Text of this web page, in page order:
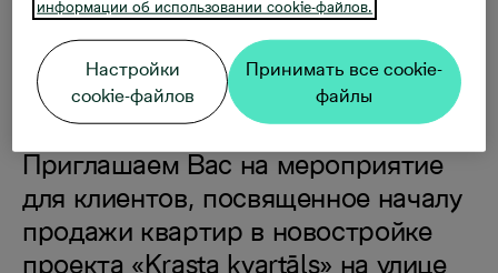
Греду 15
Приглашаем Вас на мероприятие
для клиентов, посвященное началу
продажи квартир в новостройке
проекта «Krasta kvartāls» на улице
информации об использовании cookie-файлов.
Настройки
cookie-файлов
Принимать все cookie-
файлы